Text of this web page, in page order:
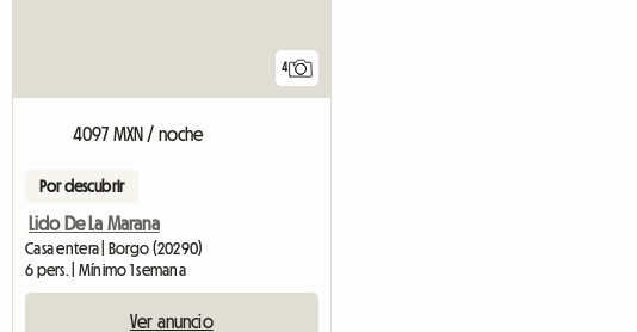
4
4097 MXN / noche
Por descubrir
Lido De La Marana
Casa entera | Borgo (20290)
6 pers. | Mínimo 1 semana
Ver anuncio